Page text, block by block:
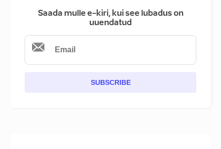
Saada mulle e-kiri, kui see lubadus on
uuendatud
SUBSCRIBE